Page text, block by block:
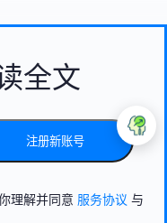
全文
注册新账号
理解并同意 服务协议 与